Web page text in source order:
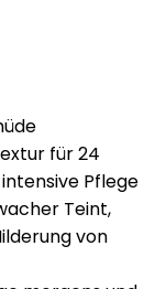
für 24
Pflege
Teint,
von